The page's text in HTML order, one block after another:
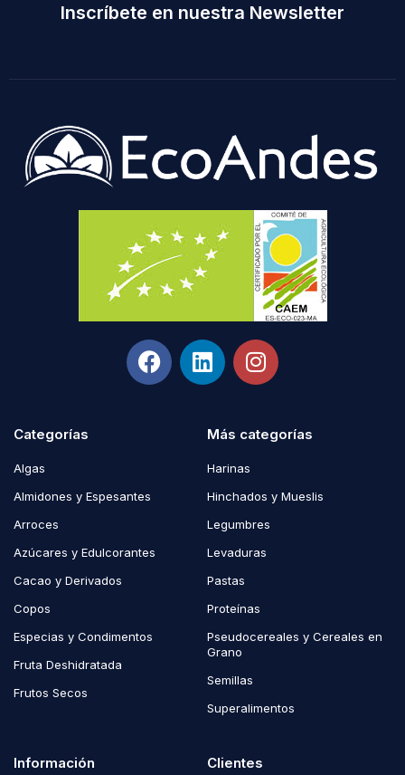
Inscríbete en nuestra Newsletter
Categorías
Algas
Almidones y Espesantes
Arroces
Azúcares y Edulcorantes
Cacao y Derivados
Copos
Especias y Condimentos
Fruta Deshidratada
Frutos Secos
Más categorías
Harinas
Hinchados y Mueslis
Legumbres
Levaduras
Pastas
Proteínas
Pseudocereales y Cereales en
Grano
Semillas
Superalimentos
Información Clientes